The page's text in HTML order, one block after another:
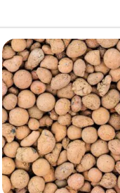
-